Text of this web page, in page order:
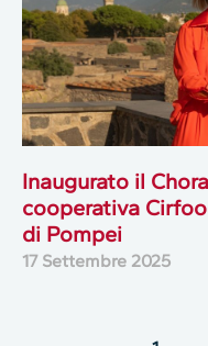
Inaugurato il
cooperativa
di Pompei
17 Settembre 2025